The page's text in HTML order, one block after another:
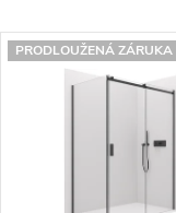
zNejdražší
V
PRODLOUŽENÁ ZÁRUKA